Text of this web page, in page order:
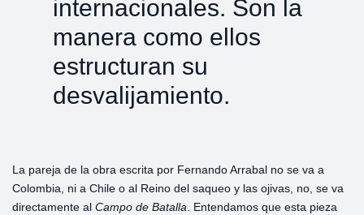
internacionales. Son la
manera como ellos
estructuran su
desvalijamiento.
La pareja de la obra escrita por Fernando Arrabal no se va a
Colombia, ni a Chile o al Reino del saqueo y las ojivas, no, se va
directamente al Campo de Batalla . Entendamos que esta pieza